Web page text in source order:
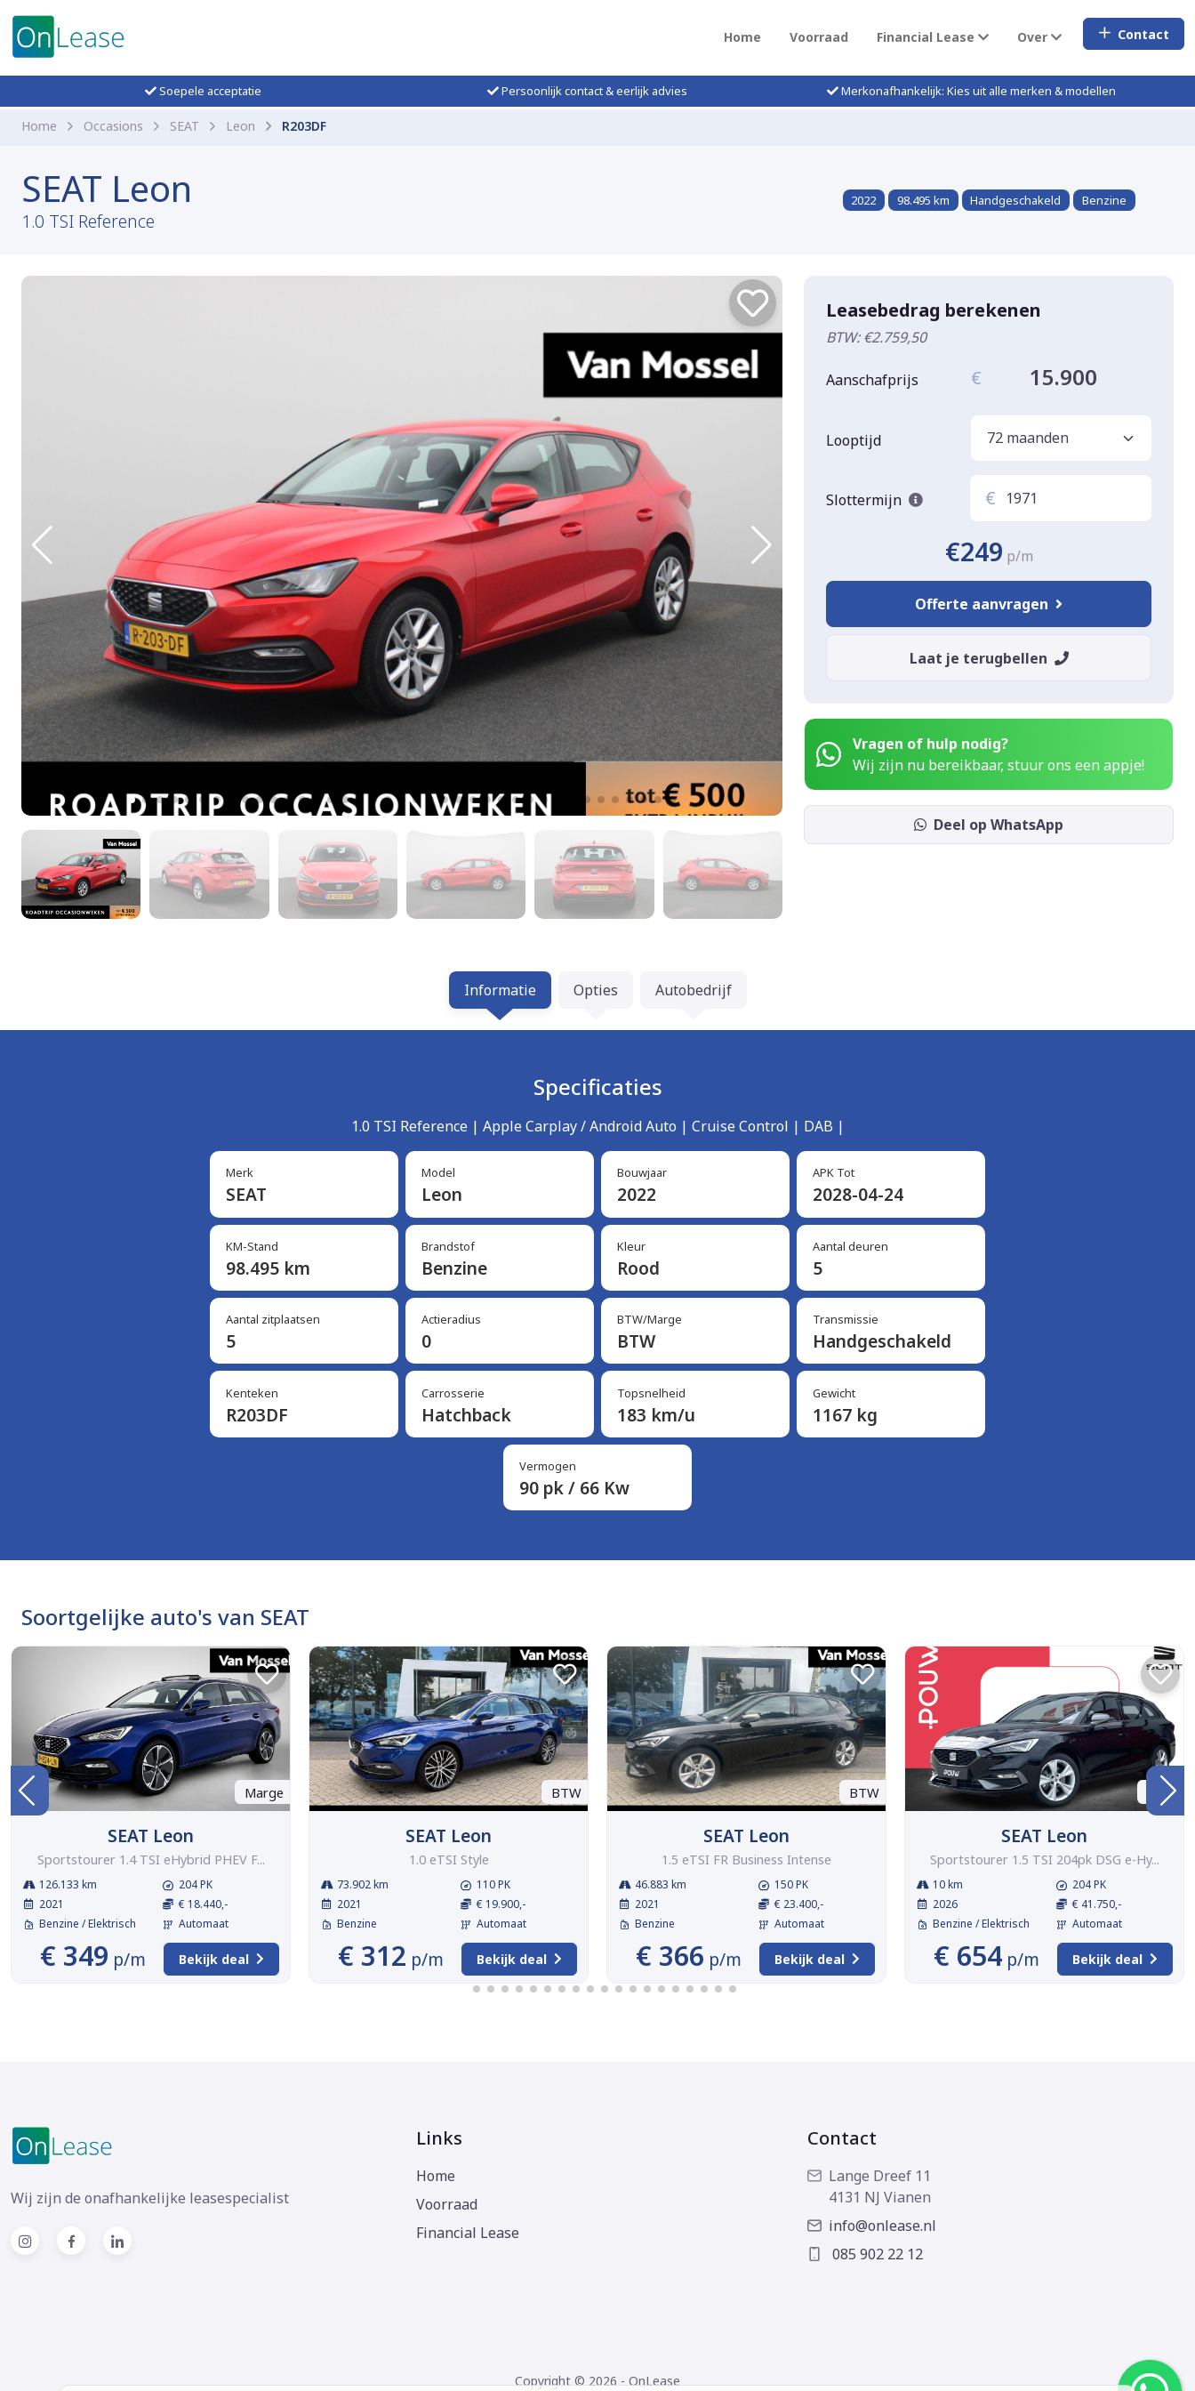
Home Voorraad Financial Lease Over Contact
Soepele acceptatie Persoonlijk contact & eerlijk advies Merkonafhankelijk: Kies uit alle merken & modellen
Home Occasions SEAT Leon R203DF
SEAT Leon
1.0 TSI Reference
2022 98.495 km Handgeschakeld Benzine
Leasebedrag berekenen
BTW: €2.759,50
Aanschafprijs € 15.900
Looptijd
Slottermijn €
€249 p/m
Offerte aanvragen
Laat je terugbellen
Vragen of hulp nodig?
Wij zijn nu bereikbaar, stuur ons een appje!
Deel op WhatsApp
Informatie Opties Autobedrijf
Specificaties
1.0 TSI Reference | Apple Carplay / Android Auto | Cruise Control | DAB |
Merk
SEAT
Model
Leon
Bouwjaar
2022
APK Tot
2028-04-24
KM-Stand
98.495 km
Brandstof
Benzine
Kleur
Rood
Aantal deuren
5
Aantal zitplaatsen
5
Actieradius
0
BTW/Marge
BTW
Transmissie
Handgeschakeld
Kenteken
R203DF
Carrosserie
Hatchback
Topsnelheid
183 km/u
Gewicht
1167 kg
Vermogen
90 pk / 66 Kw
Soortgelijke auto's van SEAT
Marge
SEAT Leon
Sportstourer 1.4 TSI eHybrid PHEV F...
126.133 km
2021
Benzine / Elektrisch
204 PK
€ 18.440,-
Automaat
€ 349 p/m Bekijk deal
BTW
SEAT Leon
1.0 eTSI Style
73.902 km
2021
Benzine
110 PK
€ 19.900,-
Automaat
€ 312 p/m Bekijk deal
BTW
SEAT Leon
1.5 eTSI FR Business Intense
46.883 km
2021
Benzine
150 PK
€ 23.400,-
Automaat
€ 366 p/m Bekijk deal
BTW
SEAT Leon
Sportstourer 1.5 TSI 204pk DSG e-Hy...
10 km
2026
Benzine / Elektrisch
204 PK
€ 41.750,-
Automaat
€ 654 p/m Bekijk deal
Wij zijn de onafhankelijke leasespecialist
Links
Home
Voorraad
Financial Lease
Contact
Lange Dreef 11
4131 NJ Vianen
info@onlease.nl
085 902 22 12
Copyright © 2026 - OnLease